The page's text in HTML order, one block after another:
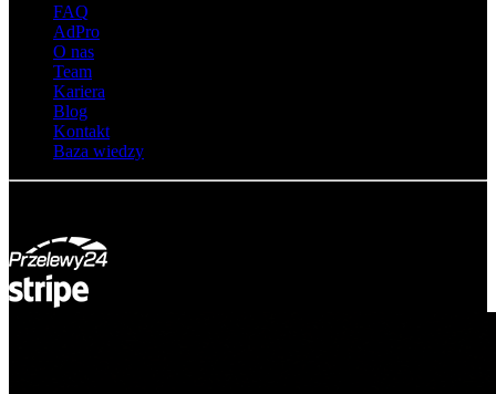
FAQ
AdPro
O nas
Team
Kariera
Blog
Kontakt
Baza wiedzy